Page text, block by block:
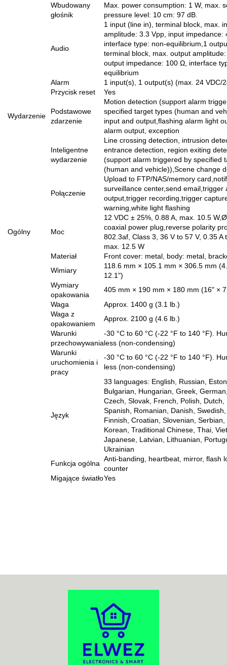
Wbudowany
głośnik
Max. power consumption: 1 W, max.
pressure level: 10 cm: 97 dB.
Audio
1 input (line in), terminal block, max.
amplitude: 3.3 Vpp, input impedance:
interface type: non-equilibrium,1
terminal block, max. output
output impedance: 100 Ω, interface
equilibrium
Alarm
1 input(s), 1 output(s) (max. 24 VDC/
Przycisk reset
Yes
Wydarzenie
Podstawowe
zdarzenie
Motion detection (support alarm
specified target types (human and
input and output,flashing alarm light
alarm output, exception
Inteligentne
wydarzenie
Line crossing detection, intrusion
entrance detection, region exiting
(support alarm triggered by specified
(human and vehicle)),Scene change
Połączenie
Upload to FTP/NAS/memory
surveillance center,send email,trigger
output,trigger recording,trigger
warning,white light flashing
Ogólny Moc
12 VDC ± 25%, 0.88 A, max. 10.5
coaxial power plug,reverse polarity
802.3af, Class 3, 36 V to 57 V, 0.35 A
max. 12.5 W
Materiał
Front cover: metal, body: metal,
Wimiary
118.6 mm × 105.1 mm × 306.5 mm
12.1")
Wymiary
opakowania
405 mm × 190 mm × 180 mm (16" ×
Waga
Approx. 1400 g (3.1 lb.)
Waga z
opakowaniem
Approx. 2100 g (4.6 lb.)
Warunki
przechowywania
-30 °C to 60 °C (-22 °F to 140 °F).
less (non-condensing)
Warunki
uruchomienia i
pracy
-30 °C to 60 °C (-22 °F to 140 °F).
less (non-condensing)
Język
33 languages: English, Russian,
Bulgarian, Hungarian, Greek,
Czech, Slovak, French, Polish, Dutch,
Spanish, Romanian, Danish,
Finnish, Croatian, Slovenian, Serbian,
Korean, Traditional Chinese, Thai,
Japanese, Latvian, Lithuanian,
Ukrainian
Funkcja ogólna
Anti-banding, heartbeat, mirror, flash
counter
Migające światłoYes
ACO
ADATA